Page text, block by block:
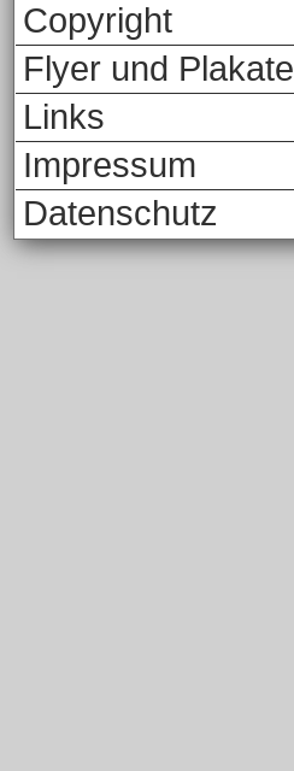
Copyright
Flyer und Plakate
Links
Impressum
Datenschutz